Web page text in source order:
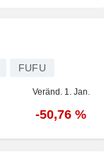
FUFU
Veränd. 1. Jan.
-50,76 %